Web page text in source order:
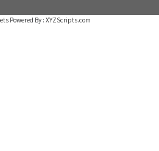
Powered By : XYZScripts.com